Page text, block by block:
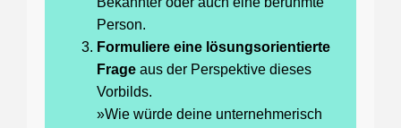
Person.
Formuliere eine lösungsorientierte
Frage aus der Perspektive dieses
Vorbilds.
»Wie würde deine unternehmerisch